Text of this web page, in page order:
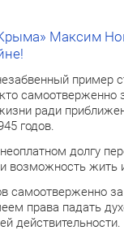
Максим
пример
ради
годов.
долгу
возможность жить
самоотверженно
права падать
действительности.